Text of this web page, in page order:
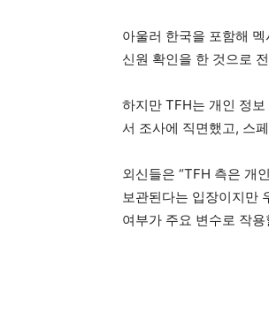
아울러 한국을 포함해 멕
신원 확인을 한 것으로
하지만 TFH는 개인 정
서 조사에 직면했고, 스
외신들은 “TFH 측은 개
보관된다는 입장이지만
여부가 주요 변수로 작